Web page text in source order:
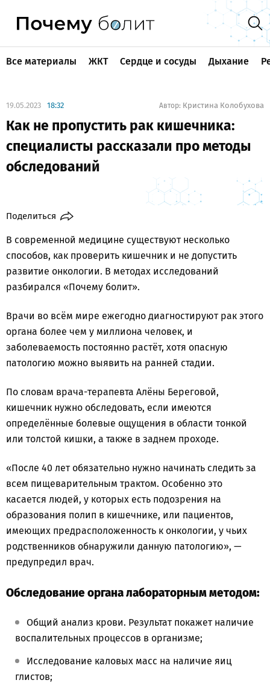
Все материалы ЖКТ Сердце и сосуды Дыхание
19.05.2023 18:32 Автор: Кристина Колобухова
Как не пропустить рак кишечника:
специалисты рассказали про методы
обследований
Поделиться
В современной медицине существуют несколько
способов, как проверить кишечник и не допустить
развитие онкологии. В методах исследований
разбирался «Почему болит».
Врачи во всём мире ежегодно диагностируют рак этого
органа более чем у миллиона человек, и
заболеваемость постоянно растёт, хотя опасную
патологию можно выявить на ранней стадии.
По словам врача-терапевта Алёны Береговой,
кишечник нужно обследовать, если имеются
определённые болевые ощущения в области тонкой
или толстой кишки, а также в заднем проходе.
«После 40 лет обязательно нужно начинать следить за
всем пищеварительным трактом. Особенно это
касается людей, у которых есть подозрения на
образования полип в кишечнике, или пациентов,
имеющих предрасположенность к онкологии, у чьих
родственников обнаружили данную патологию», —
предупредил врач.
Обследование органа лабораторным методом:
Общий анализ крови. Результат покажет наличие
воспалительных процессов в организме;
Исследование каловых масс на наличие яиц
глистов;